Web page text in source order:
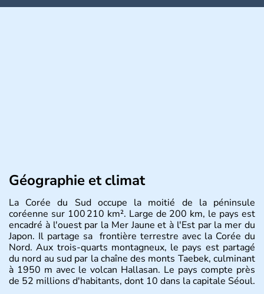
Géographie et climat
La Corée du Sud occupe la moitié de la péninsule
coréenne sur 100 210 km². Large de 200 km, le pays est
encadré à l'ouest par la Mer Jaune et à l'Est par la mer du
Japon. Il partage sa frontière terrestre avec la Corée du
Nord. Aux trois-quarts montagneux, le pays est partagé
du nord au sud par la chaîne des monts Taebek, culminant
à 1950 m avec le volcan Hallasan. Le pays compte près
de 52 millions d'habitants, dont 10 dans la capitale Séoul.